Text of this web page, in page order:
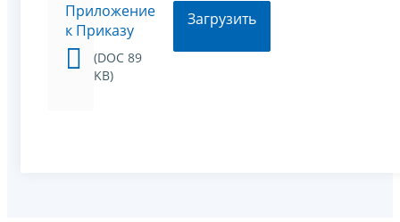
Приложение
к Приказу
(DOC 89
KB)
Загрузить